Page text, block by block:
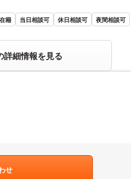
籍 当日相談可 休日相談可
夜間相談可
詳細情報を見る
せ